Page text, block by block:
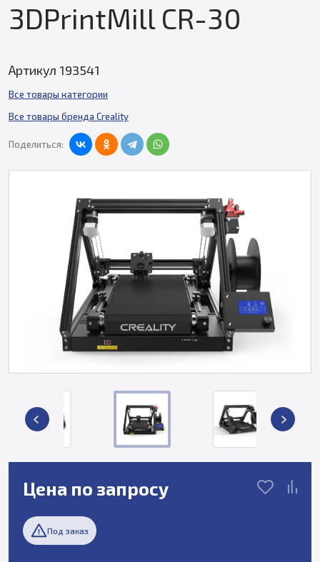
3DPrintMill CR-30
Артикул 193541
Все товары категории
Все товары бренда Creality
Поделиться:
Цена по запросу
Под заказ